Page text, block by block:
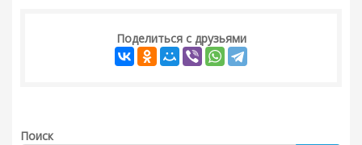
Поделиться с друзьями
Поиск